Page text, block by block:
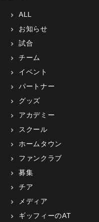
ALL
お知らせ
試合
チーム
イベント
パートナー
グッズ
アカデミー
スクール
ホームタウン
ファンクラブ
募集
チア
メディア
ギッフィーのAT